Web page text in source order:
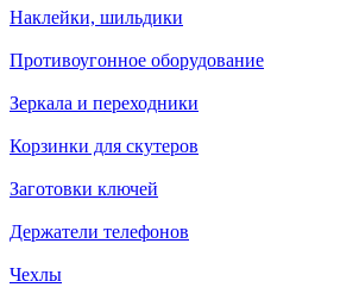
Наклейки, шильдики
Противоугонное оборудование
Зеркала и переходники
Корзинки для скутеров
Заготовки ключей
Держатели телефонов
Чехлы